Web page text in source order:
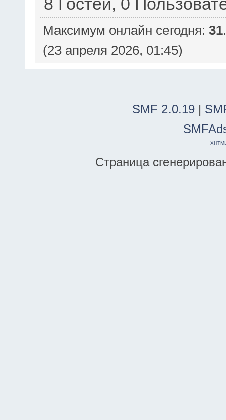
8 Гостей, 0
Максимум онлайн сегодня:31
(23 апреля 2026, 01:45)
SMF 2.0.19 |
Страница